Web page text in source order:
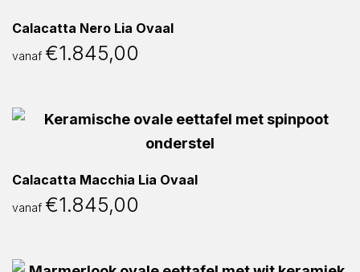
Calacatta Nero Lia Ovaal
vanaf €1.845,00
Calacatta Macchia Lia Ovaal
vanaf €1.845,00